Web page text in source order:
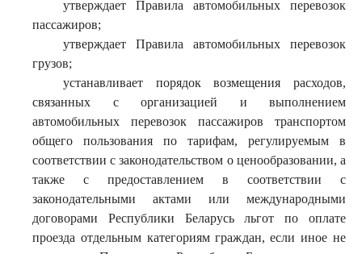
утверждает Правила автомобильных перевозок
пассажиров;
утверждает Правила автомобильных перевозок
грузов;
устанавливает порядок возмещения расходов,
связанных с организацией и выполнением
автомобильных перевозок пассажиров транспортом
общего пользования по тарифам, регулируемым в
соответствии с законодательством о ценообразовании, а
также с предоставлением в соответствии с
законодательными актами или международными
договорами Республики Беларусь льгот по оплате
проезда отдельным категориям граждан, если иное не